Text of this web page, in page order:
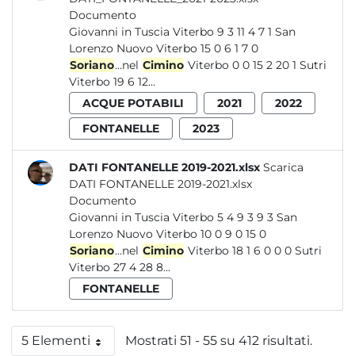
Documento
Giovanni in Tuscia Viterbo 9 3 11 4 7 1 San
Lorenzo Nuovo Viterbo 15 0 6 1 7 0
Soriano...nel Cimino Viterbo 0 0 15 2 20 1 Sutri
Viterbo 19 6 12...
ACQUE POTABILI
2021
2022
FONTANELLE
2023
DATI FONTANELLE 2019-2021.xlsx Scarica
DATI FONTANELLE 2019-2021.xlsx
Documento
Giovanni in Tuscia Viterbo 5 4 9 3 9 3 San
Lorenzo Nuovo Viterbo 10 0 9 0 15 0
Soriano...nel Cimino Viterbo 18 1 6 0 0 0 Sutri
Viterbo 27 4 28 8...
FONTANELLE
5 ElementiPer paginaMostrati 51 - 55 su 412 risultati.